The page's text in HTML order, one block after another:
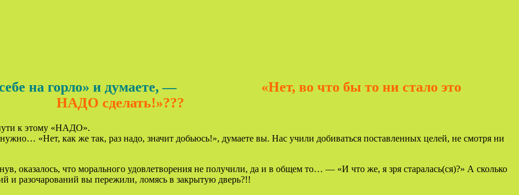
на горло» и думаете, — «Нет, во что бы то ни стало это
НАДО сделать!»???
пути к этому «НАДО».
нужно… «Нет, как же так, раз надо, значит добьюсь!», думаете вы. Нас учили добиваться поставленных целей, не смотря ни
оказалось, что морального удовлетворения не получили, да и в общем то… — «И что же, я зря старалась(ся)?» А сколько
и разочарований вы пережили, ломясь в закрытую дверь?!!